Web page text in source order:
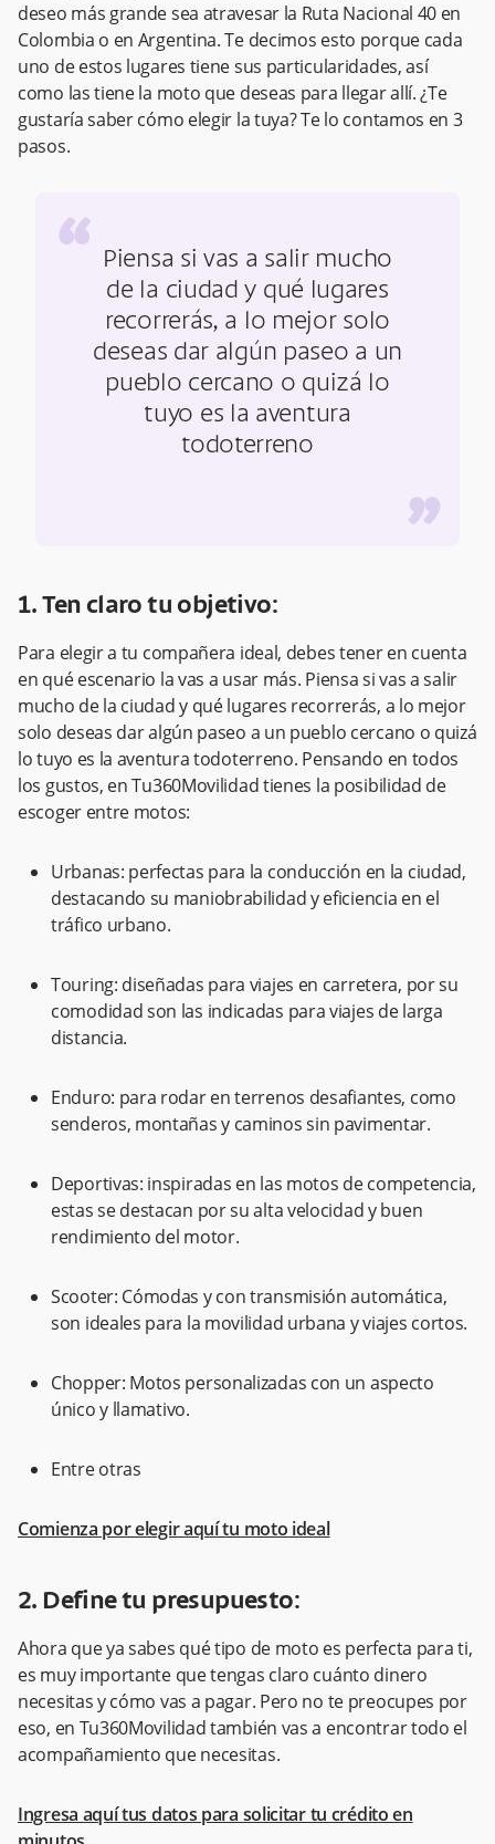
deseo más grande sea atravesar la Ruta Nacional 40 en
Colombia o en Argentina. Te decimos esto porque cada
uno de estos lugares tiene sus particularidades, así
como las tiene la moto que deseas para llegar allí. ¿Te
gustaría saber cómo elegir la tuya? Te lo contamos en 3
pasos.
“
Piensa si vas a salir mucho
de la ciudad y qué lugares
recorrerás, a lo mejor solo
deseas dar algún paseo a un
pueblo cercano o quizá lo
tuyo es la aventura
todoterreno
”
1. Ten claro tu objetivo:
Para elegir a tu compañera ideal, debes tener en cuenta
en qué escenario la vas a usar más. Piensa si vas a salir
mucho de la ciudad y qué lugares recorrerás, a lo mejor
solo deseas dar algún paseo a un pueblo cercano o quizá
lo tuyo es la aventura todoterreno. Pensando en todos
los gustos, en Tu360Movilidad tienes la posibilidad de
escoger entre motos:
Urbanas: perfectas para la conducción en la ciudad,
destacando su maniobrabilidad y eficiencia en el
tráfico urbano.
Touring: diseñadas para viajes en carretera, por su
comodidad son las indicadas para viajes de larga
distancia.
Enduro: para rodar en terrenos desafiantes, como
senderos, montañas y caminos sin pavimentar.
Deportivas: inspiradas en las motos de competencia,
estas se destacan por su alta velocidad y buen
rendimiento del motor.
Scooter: Cómodas y con transmisión automática,
son ideales para la movilidad urbana y viajes cortos.
Chopper: Motos personalizadas con un aspecto
único y llamativo.
Entre otras
Comienza por elegir aquí tu moto ideal
2. Define tu presupuesto:
Ahora que ya sabes qué tipo de moto es perfecta para ti,
es muy importante que tengas claro cuánto dinero
necesitas y cómo vas a pagar. Pero no te preocupes por
eso, en Tu360Movilidad también vas a encontrar todo el
acompañamiento que necesitas.
Ingresa aquí tus datos para solicitar tu crédito en